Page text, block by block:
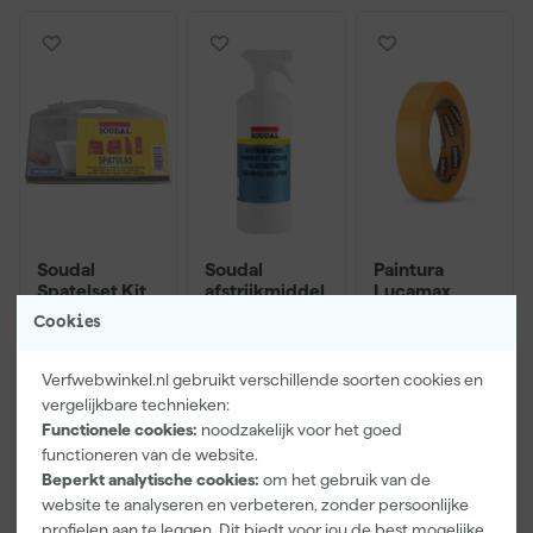
Cookies
Verfwebwinkel.nl gebruikt verschillende soorten cookies en
vergelijkbare technieken:
Functionele cookies: noodzakelijk voor het goed
functioneren van de website.
Beperkt analytische cookies: om het gebruik van de
website te analyseren en verbeteren, zonder persoonlijke
Soudal
Spatelset Kit
afstrijkset - 4
stuks
bezorgd
11
incl. BTW
Soudal
afstrijkmiddel
bezorgd
96
Paintura
Lucamax
bezorgd
Adviesprijs